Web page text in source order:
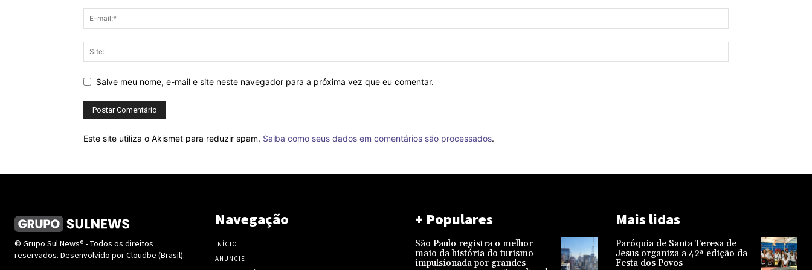
Salve meu nome, e-mail e site neste navegador para a próxima vez que eu comentar.
Este site utiliza o Akismet para reduzir spam. Saiba como seus dados em comentários são processados.
© Grupo Sul News® - Todos os direitos
reservados. Desenvolvido por Cloudbe (Brasil).
Navegação
INÍCIO
ANUNCIE
+ Populares
São Paulo registra o melhor
maio da história do turismo
impulsionada por grandes
Mais lidas
Paróquia de Santa Teresa de
Jesus organiza a 42ª edição da
Festa dos Povos